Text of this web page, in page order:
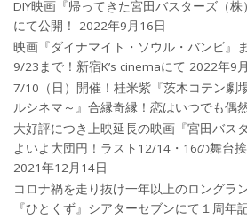
DIY映画『帰ってきた宮田バスターズ（
にて公開！
2022年9月16日
映画『ダイナマイト・ソウル・バンビ』
9/23まで！新宿K’s cinemaにて 2022年9
7/10（日）開催！桂米紫『茨木コテン劇
ルシネマ～』合縁奇縁！恋はいつでも偶
大好評につき上映延長の映画『宮田バス
よいよ大団円！ラスト12/14・16の舞台
2021年12月14日
コロナ禍を⾛り抜け⼀年以上のロングラ
『ひとくず』シアターセブンにて１周年